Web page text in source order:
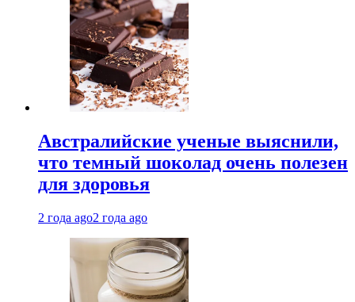
Австралийские ученые выяснили,
что темный шоколад очень полезен
для здоровья
2 года ago2 года ago